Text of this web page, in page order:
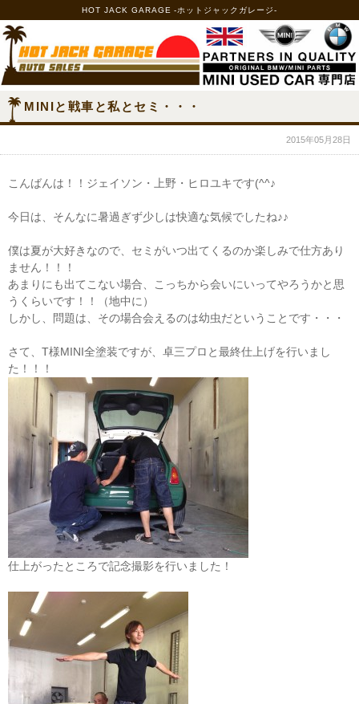
HOT JACK GARAGE -ホットジャックガレージ-
MINIと戦車と私とセミ・・・
2015年05月28日
こんばんは！！ジェイソン・上野・ヒロユキです(^^♪
今日は、そんなに暑過ぎず少しは快適な気候でしたね♪♪
僕は夏が大好きなので、セミがいつ出てくるのか楽しみで仕方あり
ません！！！
あまりにも出てこない場合、こっちから会いにいってやろうかと思
うくらいです！！（地中に）
しかし、問題は、その場合会えるのは幼虫だということです・・・
さて、T様MINI全塗装ですが、卓三プロと最終仕上げを行いまし
た！！！
仕上がったところで記念撮影を行いました！